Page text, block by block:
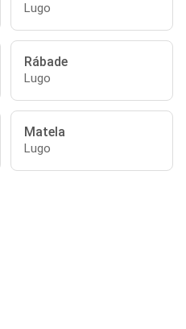
Lugo
Rábade
Lugo
Matela
Lugo